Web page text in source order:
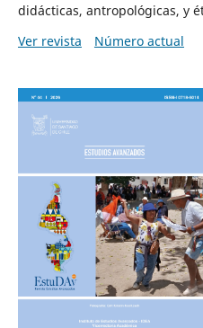
didácticas, antropológicas, y
Ver revista
Número actual